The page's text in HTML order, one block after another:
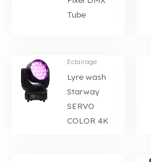
Tube
Eclairage
Lyre wash
Starway
SERVO
COLOR 4K